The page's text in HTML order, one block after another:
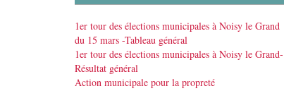
1er tour des élections municipales à Noisy le Grand
du 15 mars -Tableau général
1er tour des élections municipales à Noisy le Grand-
Résultat général
Action municipale pour la propreté